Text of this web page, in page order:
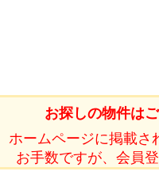
お探しの物件は
ホームページに掲載さ
お手数ですが、会員